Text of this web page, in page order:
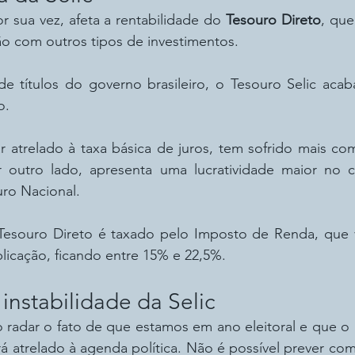
sua vez, afeta a rentabilidade do Tesouro Direto,
com outros tipos de investimentos.
títulos do governo brasileiro, o Tesouro Selic
atrelado à taxa básica de juros, tem sofrido mais
outro lado, apresenta uma lucratividade maior no
Nacional.
Direto é taxado pelo Imposto de Renda, que
ficando entre 15% e 22,5%.
da Selic
o fato de que estamos em ano eleitoral e que
atrelado à agenda política. Não é possível prever